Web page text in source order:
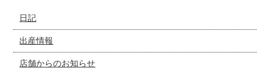
日記
出産情報
店舗からのお知らせ